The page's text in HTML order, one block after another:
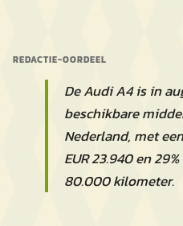
REDACTIE-OORDEEL
De Audi A4 is in
beschikbare
Nederland, met
EUR 23.940 en
80.000 kilometer.